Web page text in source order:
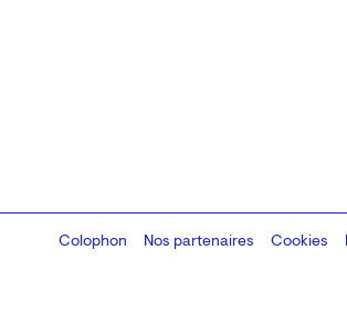
Colophon
Design:Marcel Kaczmarek, code:
Nos partenaires Cookies